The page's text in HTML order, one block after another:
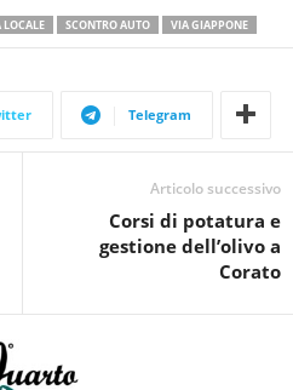
LOCALE SCONTRO AUTO VIA GIAPPONE
Telegram
Articolo successivo
Corsi di potatura e
gestione dell’olivo a
Corato